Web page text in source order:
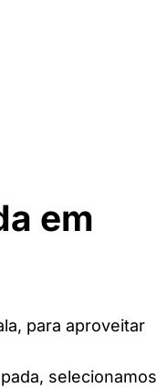
em
para aproveitar
selecionamos